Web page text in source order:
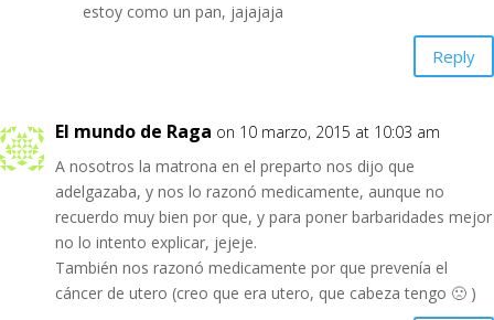
estoy como un pan, jajajaja
Reply
El mundo de Raga on 10 marzo, 2015 at 10:03 am
A nosotros la matrona en el preparto nos dijo que
adelgazaba, y nos lo razonó medicamente, aunque no
recuerdo muy bien por que, y para poner barbaridades mejor
no lo intento explicar, jejeje.
También nos razonó medicamente por que prevenía el
cáncer de utero (creo que era utero, que cabeza tengo 🙁 )